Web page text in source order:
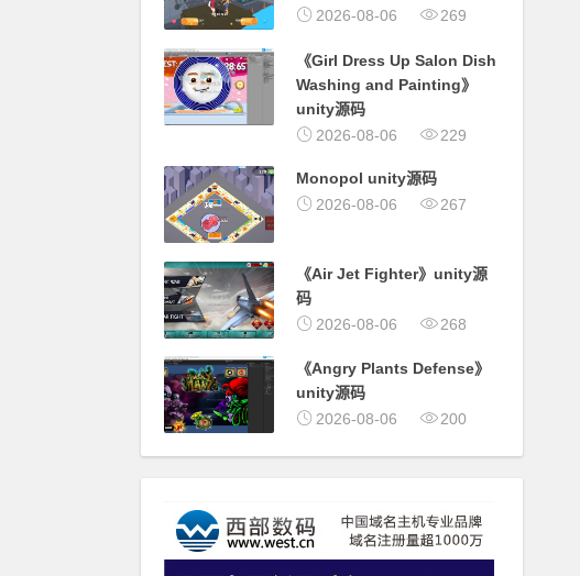
2026-08-06
269
《Girl Dress Up Salon Dish
Washing and Painting》
unity源码
2026-08-06
229
Monopol unity源码
2026-08-06
267
《Air Jet Fighter》unity源
码
2026-08-06
268
《Angry Plants Defense》
unity源码
2026-08-06
200